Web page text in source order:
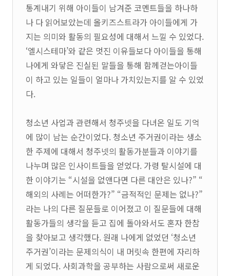
통계내기 위해 아이들이 남겨준 코멘트들을 하나하
나 다 읽어보았는데 올키즈스트라가 아이들에게 가
지는 의미와 활동의 필요성에 대해서 느낄 수 있었다.
‘엘시스테마’와 같은 멋진 이유들보다 아이들을 통해
나에게 와닿은 진실된 말들을 통해 함께걷는아이들
이 하고 있는 일들이 얼마나 가치있는지를 알 수 있었
다.
청소년 사업과 관련해서 청주넷을 다녀온 일도 기억
에 많이 남는 순간이었다. 청소년 주거권이라는 생소
한 주제에 대해서 청주넷의 활동가분들과 이야기를
나누며 많은 인사이트들을 얻었다. 가령 탈시설에 대
한 이야기는 “시설을 없앤다면 다른 대안은 있나?” “
해외의 사례는 어떠한가?” “금적적인 문제는 없나?”
라는 나의 다른 질문들로 이어졌고 이 질문들에 대해
활동가들의 생각을 듣고 집에 돌아와서도 혼자 한참
을 찾아보고 생각했다. 원래 나에게 없었던 ‘청소년
주거권’이라는 문제의식이 내 머릿속 한편에 자리하
게 되었다. 사회과학을 공부하는 사람으로써 새로운